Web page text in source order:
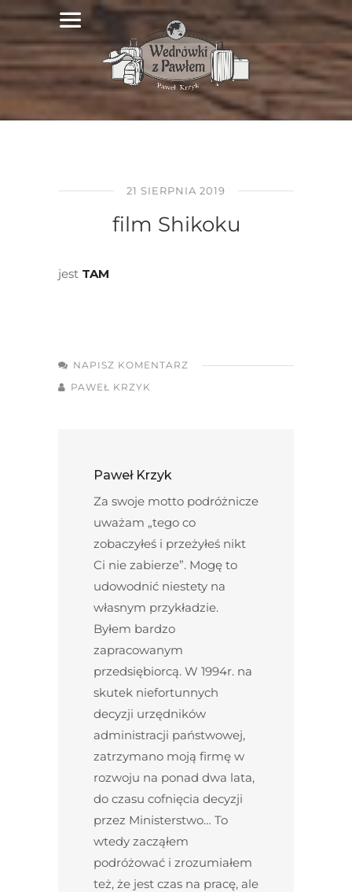
21 SIERPNIA 2019
film Shikoku
jest TAM
NAPISZ KOMENTARZ
PAWEŁ KRZYK
Paweł Krzyk
Za swoje motto podróżnicze
uważam „tego co
zobaczyłeś i przeżyłeś nikt
Ci nie zabierze”. Mogę to
udowodnić niestety na
własnym przykładzie.
Byłem bardzo
zapracowanym
przedsiębiorcą. W 1994r. na
skutek niefortunnych
decyzji urzędników
administracji państwowej,
zatrzymano moją firmę w
rozwoju na ponad dwa lata,
do czasu cofnięcia decyzji
przez Ministerstwo… To
wtedy zacząłem
podróżować i zrozumiałem
też, że jest czas na pracę, ale